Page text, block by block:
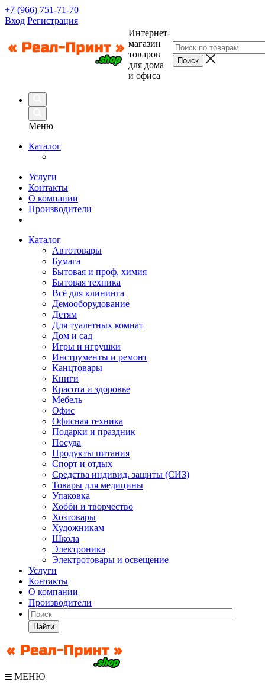
+7 (966) 751-71-70
Вход Регистрация
Интернет-
магазин
товаров
для дома
и офиса
Меню
Каталог
Услуги
Контакты
О компании
Производители
Каталог
Автотовары
Бумага
Бытовая и проф. химия
Бытовая техника
Всё для клининга
Демооборудование
Детям
Для туалетных комнат
Дом и сад
Игры и игрушки
Инструменты и ремонт
Канцтовары
Книги
Красота и здоровье
Мебель
Офис
Офисная техника
Подарки и праздник
Посуда
Продукты питания
Спорт и отдых
Средства индивид. защиты (СИЗ)
Товары для медицины
Упаковка
Хобби и творчество
Хозтовары
Художникам
Школа
Электроника
Электротовары и освещение
Услуги
Контакты
О компании
Производители
Найти
МЕНЮ